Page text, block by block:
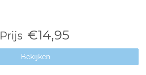
Prijs €14,95
Bekijken